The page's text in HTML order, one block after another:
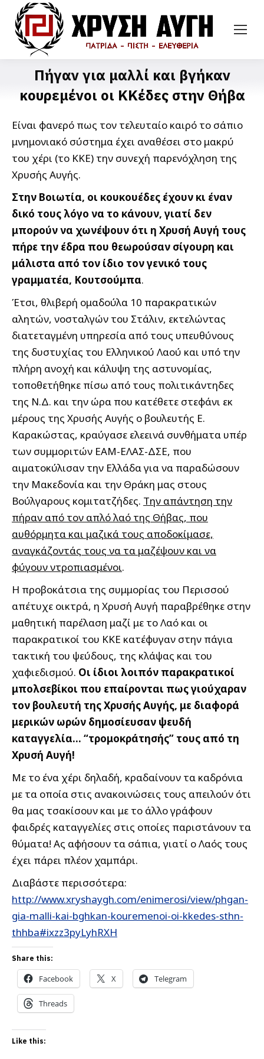
Πήγαν για μαλλί και βγήκαν
κουρεμένοι οι ΚΚέδες στην Θήβα
Είναι φανερό πως τον τελευταίο καιρό το σάπιο
μνημονιακό σύστημα έχει αναθέσει στο μακρύ
του χέρι (το ΚΚΕ) την συνεχή παρενόχληση της
Χρυσής Αυγής.
Στην Βοιωτία, οι κουκουέδες έχουν κι έναν
δικό τους λόγο να το κάνουν, γιατί δεν
μπορούν να χωνέψουν ότι η Χρυσή Αυγή τους
πήρε την έδρα που θεωρούσαν σίγουρη και
μάλιστα από τον ίδιο τον γενικό τους
γραμματέα, Κουτσούμπα.
Έτσι, θλιβερή ομαδούλα 10 παρακρατικών
αλητών, νοσταλγών του Στάλιν, εκτελώντας
διατεταγμένη υπηρεσία από τους υπευθύνους
της δυστυχίας του Ελληνικού Λαού και υπό την
πλήρη ανοχή και κάλυψη της αστυνομίας,
τοποθετήθηκε πίσω από τους πολιτικάντηδες
της Ν.Δ. και την ώρα που κατέθετε στεφάνι εκ
μέρους της Χρυσής Αυγής ο βουλευτής Ε.
Καρακώστας, κραύγασε ελεεινά συνθήματα υπέρ
των συμμοριτών ΕΑΜ-ΕΛΑΣ-ΔΣΕ, που
αιματοκύλισαν την Ελλάδα για να παραδώσουν
την Μακεδονία και την Θράκη μας στους
Βούλγαρους κομιτατζήδες. Την απάντηση την
πήραν από τον απλό λαό της Θήβας, που
αυθόρμητα και μαζικά τους αποδοκίμασε,
αναγκάζοντάς τους να τα μαζέψουν και να
φύγουν ντροπιασμένοι.
Η προβοκάτσια της συμμορίας του Περισσού
απέτυχε οικτρά, η Χρυσή Αυγή παραβρέθηκε στην
μαθητική παρέλαση μαζί με το Λαό και οι
παρακρατικοί του ΚΚΕ κατέφυγαν στην πάγια
τακτική του ψεύδους, της κλάψας και του
χαφιεδισμού. Οι ίδιοι λοιπόν παρακρατικοί
μπολσεβίκοι που επαίρονται πως γιούχαραν
τον βουλευτή της Χρυσής Αυγής, με διαφορά
μερικών ωρών δημοσίευσαν ψευδή
καταγγελία… “τρομοκράτησής” τους από τη
Χρυσή Αυγή!
Με το ένα χέρι δηλαδή, κραδαίνουν τα καδρόνια
με τα οποία στις ανακοινώσεις τους απειλούν ότι
θα μας τσακίσουν και με το άλλο γράφουν
φαιδρές καταγγελίες στις οποίες παριστάνουν τα
θύματα! Ας αφήσουν τα σάπια, γιατί ο Λαός τους
έχει πάρει πλέον χαμπάρι.
Διαβάστε περισσότερα:
http://www.xryshaygh.com/enimerosi/view/phgan-
gia-malli-kai-bghkan-kouremenoi-oi-kkedes-sthn-
thhba#ixzz3pyLyhRXH
Share this:
Facebook X Telegram
Threads
Like this: